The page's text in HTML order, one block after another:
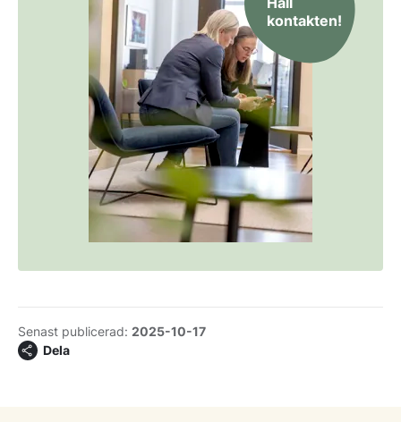
kontakten!
Senast publicerad: 2025-10-17
Dela